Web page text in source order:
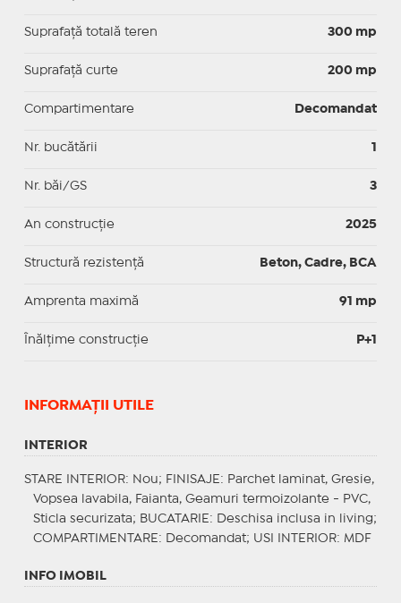
Suprafață totală teren 300 mp
Suprafaţă curte 200 mp
Compartimentare Decomandat
Nr. bucătării 1
Nr. băi/GS 3
An construcție 2025
Structură rezistență Beton, Cadre, BCA
Amprenta maximă 91 mp
Înălțime construcție P+1
INFORMAŢII UTILE
INTERIOR
STARE INTERIOR: Nou; FINISAJE : Parchet laminat, Gresie,
Vopsea lavabila, Faianta, Geamuri termoizolante - PVC,
Sticla securizata; BUCATARIE : Deschisa inclusa in living;
COMPARTIMENTARE : Decomandat; USI INTERIOR: MDF
INFO IMOBIL